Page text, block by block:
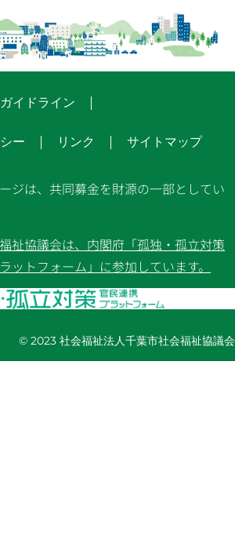
イドライン
ー リンク サイトマップ
ジは、共同募金を財源の一部としてい
祉協議会は、内閣府「孤独・孤立対策
ットフォーム」に参加しています。
© 2023 社会福祉法人千葉市社会福祉協議会